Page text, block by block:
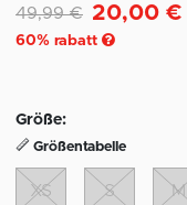
Reduziert von
49,99 €auf20,00 €
60% rabatt
Größe:
Größentabelle
XS S M